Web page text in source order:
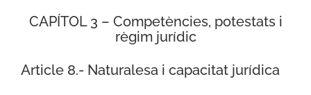
CAPÍTOL 3 – Competències, potestats i
règim jurídic
Article 8.- Naturalesa i capacitat jurídica